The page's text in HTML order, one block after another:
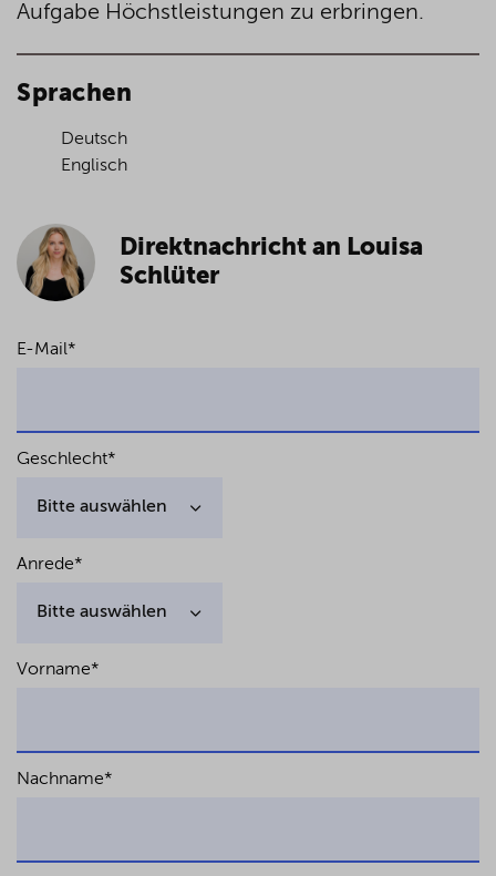
Aufgabe Höchstleistungen zu erbringen.
Sprachen
Deutsch
Englisch
Direktnachricht an Louisa
Schlüter
E-Mail*
Geschlecht*
Anrede*
Vorname*
Nachname*